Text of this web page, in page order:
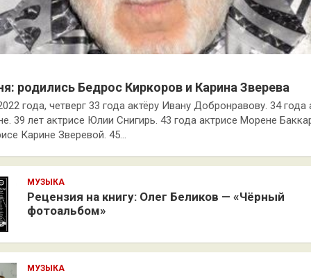
родились Бедрос Киркоров и Карина Зверева
года, четверг 33 года актёру Ивану Добронравову. 34 года
39 лет актрисе Юлии Снигирь. 43 года актрисе Морене
Карине Зверевой. 45…
МУЗЫКА
Рецензия на книгу: Олег Беликов — «Чёрный
фотоальбом»
МУЗЫКА